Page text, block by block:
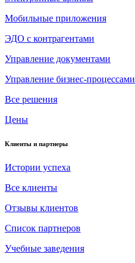
Мобильные приложения
ЭДО с контрагентами
Управление документами
Управление бизнес-процессами
Все решения
Цены
Клиенты и партнеры
Истории успеха
Все клиенты
Отзывы клиентов
Список партнеров
Учебные заведения